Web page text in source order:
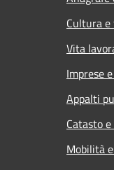
Cultura
Vita
Imprese
Appalti
Catasto
Mobilità